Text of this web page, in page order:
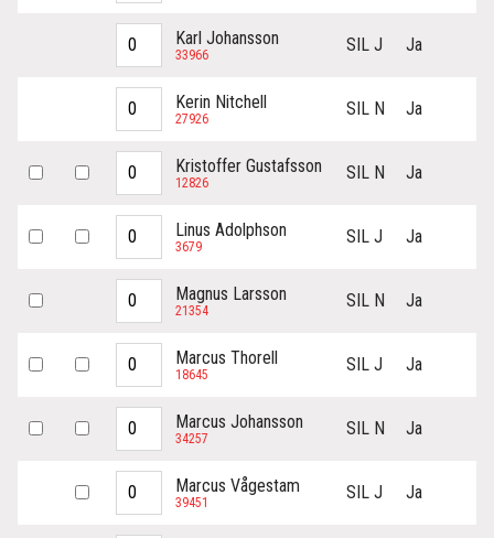
Karl Johansson
33966 SIL J Ja
Kerin Nitchell
27926 SIL N Ja
Kristoffer Gustafsson
12826 SIL N Ja
Linus Adolphson
3679 SIL J Ja
Magnus Larsson
21354 SIL N Ja
Marcus Thorell
18645 SIL J Ja
Marcus Johansson
34257 SIL N Ja
Marcus Vågestam
39451 SIL J Ja